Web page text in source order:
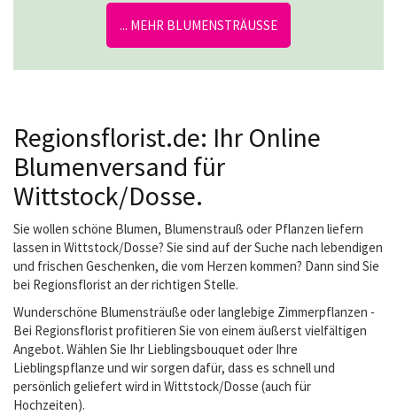
... MEHR BLUMENSTRÄUSSE
Regionsflorist.de: Ihr Online
Blumenversand für
Wittstock/Dosse.
Sie wollen schöne Blumen, Blumenstrauß oder Pflanzen liefern
lassen in Wittstock/Dosse? Sie sind auf der Suche nach lebendigen
und frischen Geschenken, die vom Herzen kommen? Dann sind Sie
bei Regionsflorist an der richtigen Stelle.
Wunderschöne Blumensträuße oder langlebige Zimmerpflanzen -
Bei Regionsflorist profitieren Sie von einem äußerst vielfältigen
Angebot. Wählen Sie Ihr Lieblingsbouquet oder Ihre
Lieblingspflanze und wir sorgen dafür, dass es schnell und
persönlich geliefert wird in Wittstock/Dosse (auch für
Hochzeiten).